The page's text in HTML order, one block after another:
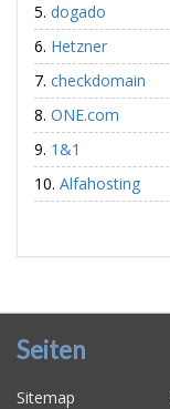
dogado
Hetzner
checkdomain
ONE.com
1&1
Alfahosting
Seiten
Sitemap